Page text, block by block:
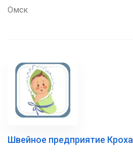
Омск
Швейное предприятие Кроха